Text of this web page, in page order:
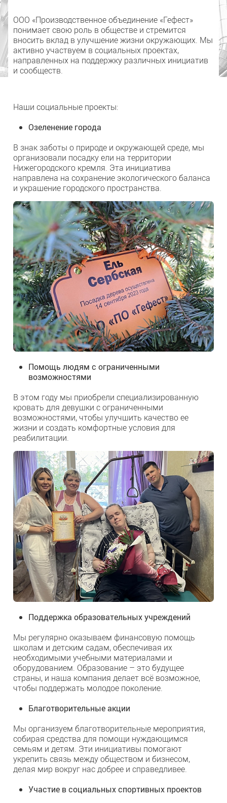
ООО «Производственное объединение «Гефест»
понимает свою роль в обществе и стремится
вносить вклад в улучшение жизни окружающих. Мы
активно участвуем в социальных проектах,
направленных на поддержку различных инициатив
и сообществ.
Наши социальные проекты:
Озеленение города
В знак заботы о природе и окружающей среде, мы
организовали посадку ели на территории
Нижегородского кремля. Эта инициатива
направлена на сохранение экологического баланса
и украшение городского пространства.
Помощь людям с ограниченными
возможностями
В этом году мы приобрели специализированную
кровать для девушки с ограниченными
возможностями, чтобы улучшить качество ее
жизни и создать комфортные условия для
реабилитации.
Поддержка образовательных учреждений
Мы регулярно оказываем финансовую помощь
школам и детским садам, обеспечивая их
необходимыми учебными материалами и
оборудованием. Образование – это будущее
страны, и наша компания делает всё возможное,
чтобы поддержать молодое поколение.
Благотворительные акции
Мы организуем благотворительные мероприятия,
собирая средства для помощи нуждающимся
семьям и детям. Эти инициативы помогают
укрепить связь между обществом и бизнесом,
делая мир вокруг нас добрее и справедливее.
Участие в социальных спортивных проектов